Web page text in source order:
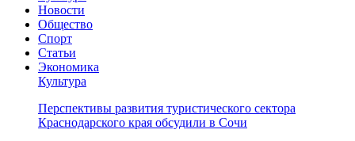
Новости
Общество
Спорт
Статьи
Экономика
Культура
Перспективы развития туристического сектора
Краснодарского края обсудили в Сочи